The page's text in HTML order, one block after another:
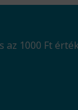
1000 Ft